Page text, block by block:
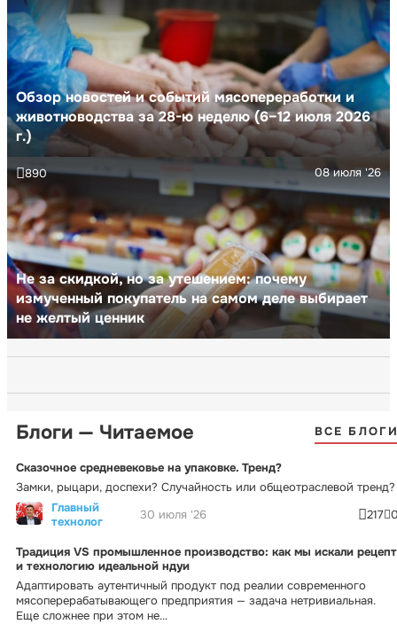
Обзор новостей и событий мясопереработки и
животноводства за 28-ю неделю (6–12 июля 2026
г.)
Не за скидкой, но за утешением: почему
измученный покупатель на самом деле выбирает
не желтый ценник
08 июля '26
890
Блоги — Читаемое ВСЕ
Сказочное средневековье на упаковке. Тренд?
Замки, рыцари, доспехи? Случайность или общеотраслевой тренд?
Главный
технолог
30 июля '26 217
Традиция VS промышленное производство: как мы искали рецепт
и технологию идеальной ндуи
Адаптировать аутентичный продукт под реалии современного
мясоперерабатывающего предприятия — задача нетривиальная.
Еще сложнее при этом не...